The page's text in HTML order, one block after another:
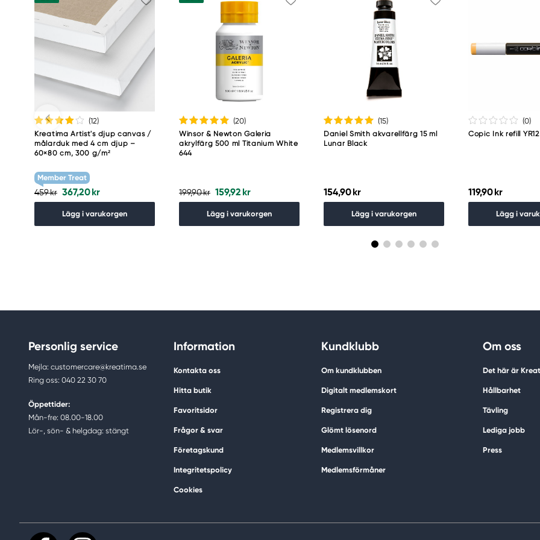
61930 Trosa, Sweden
info@colart.se
(12)
Kreatima Artist's djup canvas /
målarduk med 4 cm djup –
60×80 cm, 300 g/m²
Member Treat
459 kr 367,20 kr
Lägg i varukorgen
(20)
Winsor & Newton Galeria
akrylfärg 500 ml Titanium White
644
199,90 kr 159,92 kr
Lägg i varukorgen
(15)
Daniel Smith akvarellfärg 15 ml
Lunar Black
154,90 kr
Lägg i varukorgen
(0)
Copic Ink refill
119,90 kr
Lägg i
Personlig service
Mejla: customercare@kreatima.se
Ring oss: 040 22 30 70
Öppettider:
Mån-fre: 08.00-18.00
Lör-, sön- & helgdag: stängt
Information
Kontakta oss
Hitta butik
Favoritsidor
Frågor & svar
Företagskund
Integritetspolicy
Cookies
Kundklubb
Om kundklubben
Digitalt medlemskort
Registrera dig
Glömt lösenord
Medlemsvillkor
Medlemsförmåner
Om oss
Det här är
Hållbarhet
Tävling
Lediga jobb
Press